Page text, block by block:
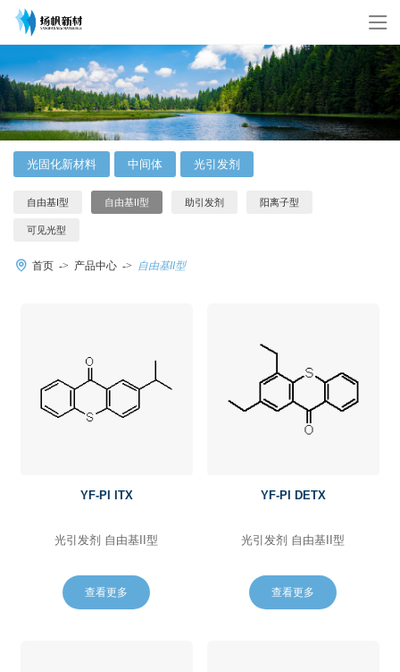
光固化新材料 中间体 光引发剂
自由基I型 自由基II型 助引发剂 阳离子型
可见光型
首页 产品中心 自由基II型
YF-PI ITX
光引发剂 自由基II型
查看更多
YF-PI DETX
光引发剂 自由基II型
查看更多